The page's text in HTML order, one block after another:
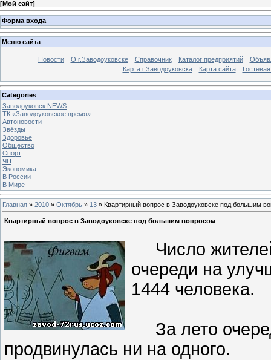
[Мой сайт]
Форма входа
Меню сайта
Новости О г.Заводоуковске Справочник Каталог предприятий
Карта г.Заводоуковска
Карта сайта
Categories
Заводоуковск NEWS
ТК «Заводоуковское время»
Автоновости
Звёзды
Здоровье
Общество
Спорт
ЧП
Экономика
В России
В Мире
Главная » 2010 » Октябрь » 13 » Квартирный вопрос в Заводоуковске под большим
Квартирный вопрос в Заводоуковске под большим вопросом
Число
очереди на
1444 человека.
За лето
продвинулась ни на одного.